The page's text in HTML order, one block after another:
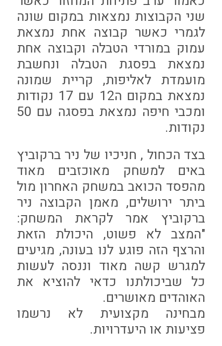
שני הקבוצות נמצאות במקום שונה
לגמרי כאשר קבוצה אחת נמצאת
עמוק במורדי הטבלה וקבוצה אחת
נמצאת בפסגת הטבלה ונחשבת
מועמדת לאליפות, קריית שמונה
נמצאת במקום ה12 עם 17 נקודות
ומכבי חיפה נמצאת בפסגה עם 50
נקודות.
בצד הכחול , חניכיו של ניר ברקוביץ
באים למשחק מאוכזבים מאוד
מהפסד הכואב במשחק האחרון מול
ביתר ירושלים, מאמן הקבוצה ניר
ברקוביץ אמר לקראת המשחק:
"המצב לא פשוט, היכולת הזאת
והרצף הזה פוגע לנו בעונה, מגיעים
למגרש קשה מאוד וננסה לעשות
כל שביכולתנו כדאי להוציא את
האוהדים מאושרים.
מבחינה מקצועית לא נרשמו
פציעות או היעדרויות.